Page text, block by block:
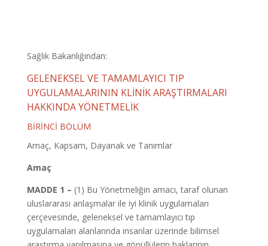
Sağlık Bakanlığından:
GELENEKSEL VE TAMAMLAYICI TIP
UYGULAMALARININ KLİNİK ARAŞTIRMALARI
HAKKINDA YÖNETMELİK
BİRİNCİ BÖLÜM
Amaç, Kapsam, Dayanak ve Tanımlar
Amaç
MADDE 1 – (1) Bu Yönetmeliğin amacı, taraf olunan
uluslararası anlaşmalar ile iyi klinik uygulamaları
çerçevesinde, geleneksel ve tamamlayıcı tıp
uygulamaları alanlarında insanlar üzerinde bilimsel